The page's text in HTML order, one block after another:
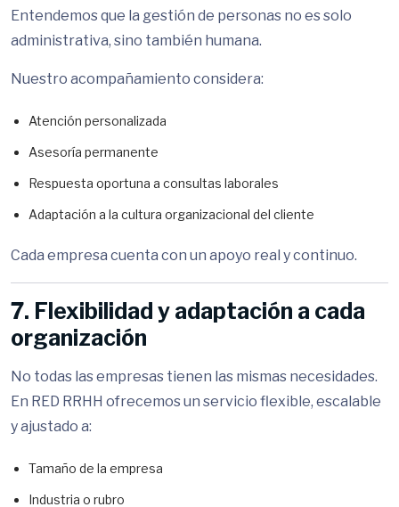
Entendemos que la gestión de personas no es solo
administrativa, sino también humana.
Nuestro acompañamiento considera:
Atención personalizada
Asesoría permanente
Respuesta oportuna a consultas laborales
Adaptación a la cultura organizacional del cliente
Cada empresa cuenta con un apoyo real y continuo.
7. Flexibilidad y adaptación a cada
organización
No todas las empresas tienen las mismas necesidades.
En RED RRHH ofrecemos un servicio flexible, escalable
y ajustado a:
Tamaño de la empresa
Industria o rubro